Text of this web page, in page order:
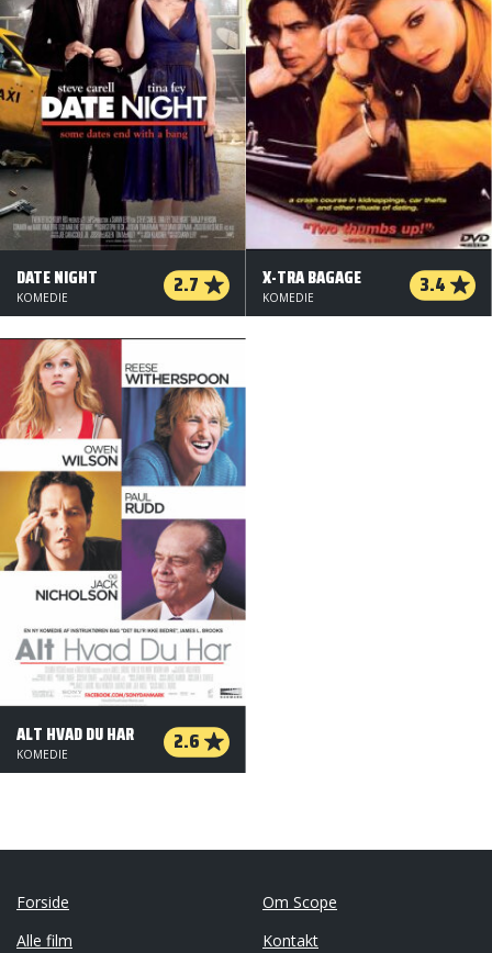
DATE NIGHT 2.7
KOMEDIE
X-TRA BAGAGE 3.4
KOMEDIE
ALT HVAD DU HAR 2.6
KOMEDIE
Forside
Alle film
Om Scope
Kontakt